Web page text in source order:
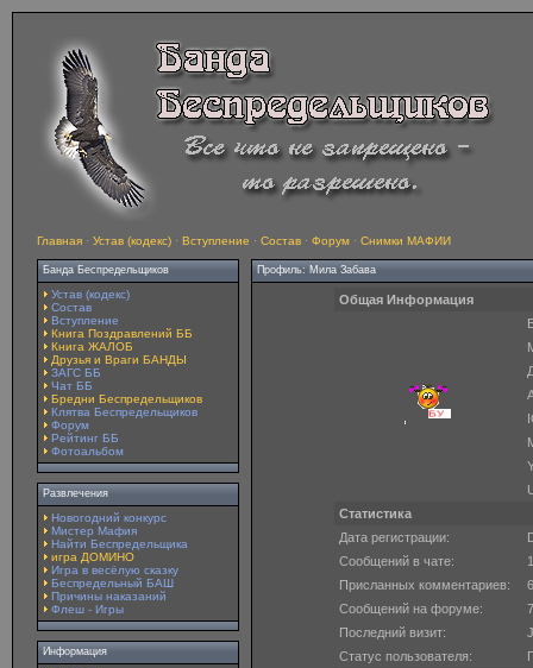
Главная · Устав (кодекс) · Вступление · Состав · Форум · Снимки МАФИИ
Банда Беспредельщиков
Устав (кодекс)
Состав
Вступление
Книга Поздравлений ББ
Книга ЖАЛОБ
Друзья и Враги БАНДЫ
ЗАГС ББ
Чат ББ
Бредни Беспредельщиков
Клятва Беспредельщиков
Форум
Рейтинг ББ
Фотоальбом
Развлечения
Новогодний конкурс
Мистер Мафия
Найти Беспредельщика
игра ДОМИНО
Игра в весёлую сказку
Беспредельный БАШ
Причины наказаний
Флеш - Игры
Информация
Профиль: Мила Забава
Общая Информация
Статистика
Дата регистрации:
Сообщений в чате:
Присланных комментариев:
Сообщений на форуме:
Последний визит:
Статус пользователя: